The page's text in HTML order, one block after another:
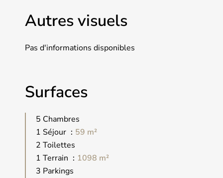
Autres visuels
Pas d'informations disponibles
Surfaces
5 Chambres
1 Séjour
59 m²
2 Toilettes
1 Terrain
1098 m²
3 Parkings